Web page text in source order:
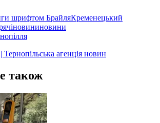
шрифтом БрайляКременецький
новининовини
агенція новин
також